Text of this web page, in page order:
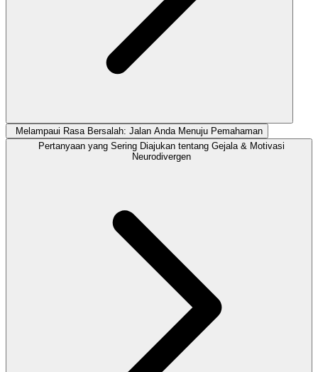
Melampaui Rasa Bersalah: Jalan Anda Menuju Pemahaman
Pertanyaan yang Sering Diajukan tentang Gejala & Motivasi
Neurodivergen